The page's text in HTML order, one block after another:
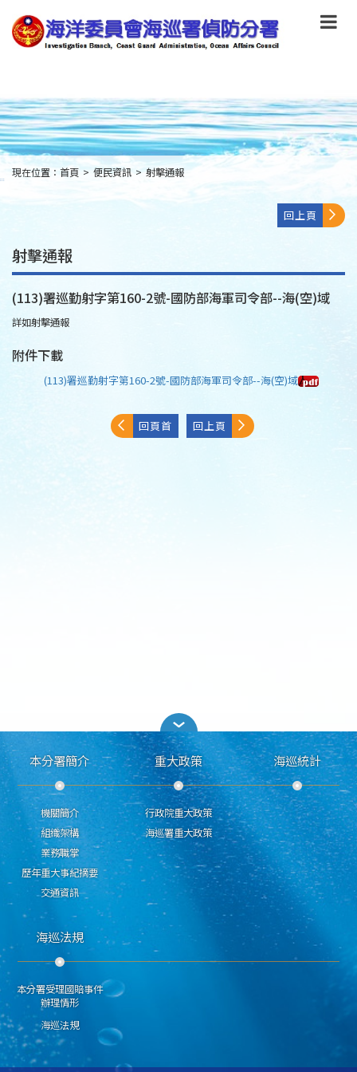
到
主
要
to
main
content
:::
現在位置： 首頁 > 便民資訊 > 射擊通報
回上頁
射擊通報
(113)署巡勤射字第160-2號-國防部海軍司令部--海(空)域
詳如射擊通報
附件下載
(113)署巡勤射字第160-2號-國防部海軍司令部--海(空)域
回頁首 回上頁
本分署簡介
機關簡介
組織架構
業務職掌
歷年重大事紀摘要
交通資訊
重大政策
行政院重大政策
海巡署重大政策
海巡統計
海巡法規
本分署受理國賠事件
辦理情形
海巡法規